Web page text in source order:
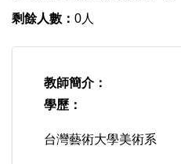
剩餘人數： 0人
教師簡介：
學歷：
台灣藝術大學美術系